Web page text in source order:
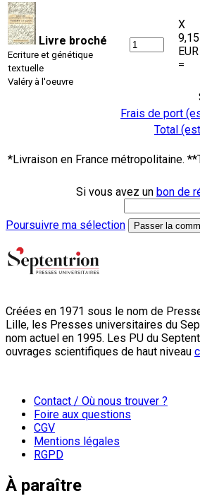
Livre broché
Ecriture et génétique
textuelle
Valéry à l'oeuvre
X
9,15
EUR
=
Frais de port
Total
*Livraison en France métropolitaine.
Si vous avez un bon de
Poursuivre ma sélection Passer la
Créées en 1971 sous le nom de
Lille, les Presses universitaires du
nom actuel en 1995. Les PU du
ouvrages scientifiques de haut niveau
Contact / Où nous trouver ?
Foire aux questions
CGV
Mentions légales
RGPD
À paraître